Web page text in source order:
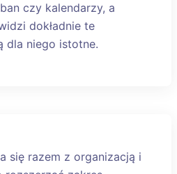
czy kalendarzy, a
dokładnie te
dla niego istotne.
się razem z organizacją i